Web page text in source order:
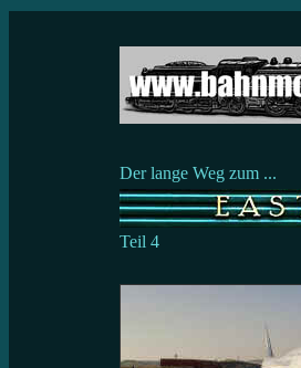
Der lange Weg zum ...
Teil 4